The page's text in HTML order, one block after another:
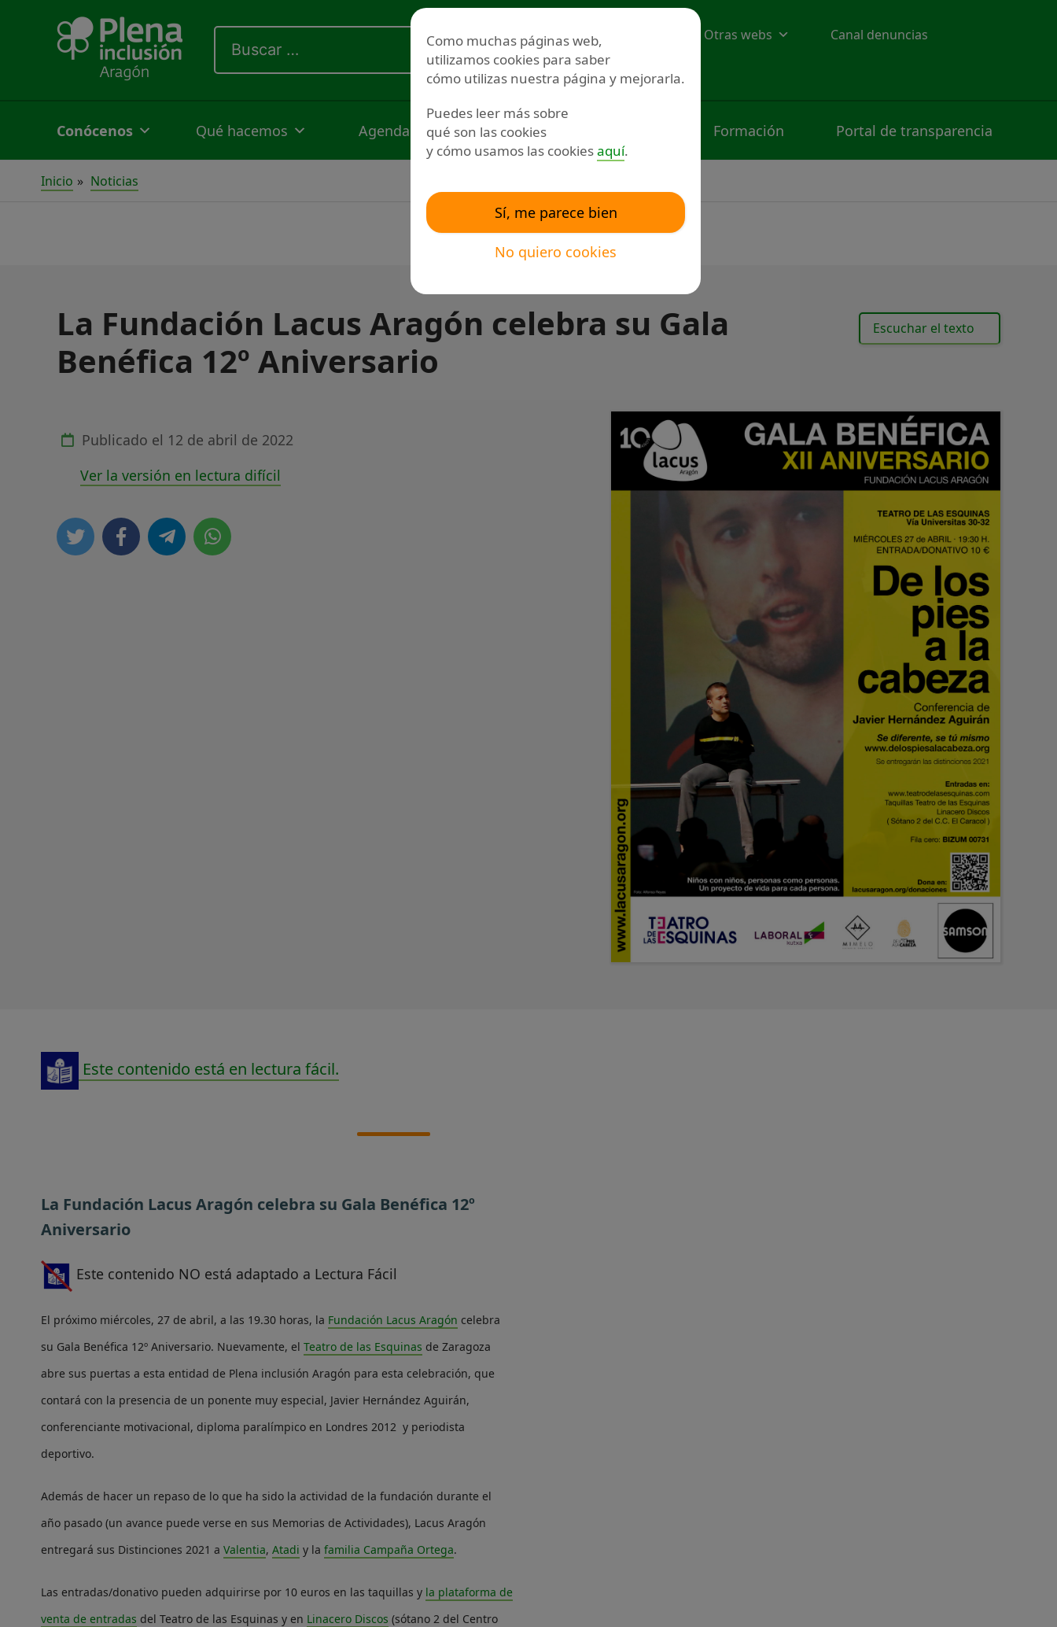
contenido
por:
Redes sociales Otras webs
Canal denuncias
Voluntariado
Conócenos Qué hacemos Agenda Noticias Formación Portal de transparencia
Inicio Noticias
La Fundación Lacus Aragón celebra su Gala
Benéfica 12º Aniversario
Escuchar el texto
Publicado el 12 de abril de 2022
Ver la versión en lectura difícil
Este contenido está en lectura fácil.
La Fundación Lacus Aragón celebra su Gala Benéfica 12º
Aniversario
Este contenido NO está adaptado a Lectura Fácil
El próximo miércoles, 27 de abril, a las 19.30 horas, la Fundación Lacus Aragón celebra
su Gala Benéfica 12º Aniversario. Nuevamente, el Teatro de las Esquinas de Zaragoza
abre sus puertas a esta entidad de Plena inclusión Aragón para esta celebración, que
contará con la presencia de un ponente muy especial, Javier Hernández Aguirán,
conferenciante motivacional, diploma paralímpico en Londres 2012 y periodista
deportivo.
Además de hacer un repaso de lo que ha sido la actividad de la fundación durante el
año pasado (un avance puede verse en sus Memorias de Actividades), Lacus Aragón
entregará sus Distinciones 2021 a Valentia, Atadi y la familia Campaña Ortega.
Las entradas/donativo pueden adquirirse por 10 euros en las taquillas y la plataforma de
venta de entradas del Teatro de las Esquinas y en Linacero Discos (sótano 2 del Centro
Como muchas páginas web,
utilizamos cookies para saber
cómo utilizas nuestra página y mejorarla.
Puedes leer más sobre
qué son las cookies
y cómo usamos las cookiesaquí.
Sí, me parece bien
No quiero cookies